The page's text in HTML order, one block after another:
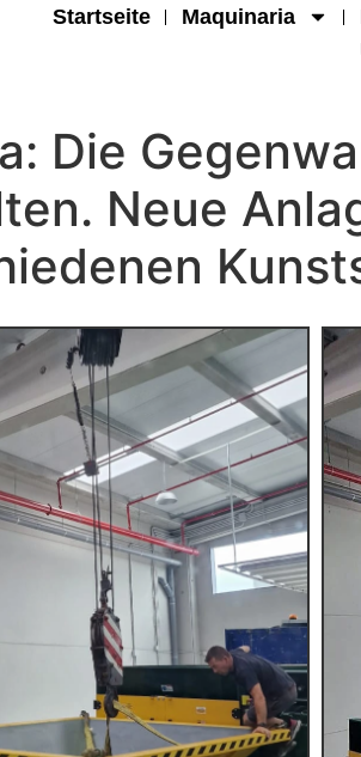
Startseite Maquinaria
Die
Neue